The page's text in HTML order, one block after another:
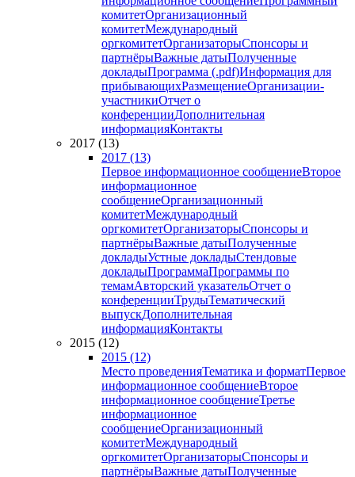
комитетОрганизационный
комитетМеждународный
оргкомитетОрганизаторыСпонсоры и
партнёрыВажные датыПолученные
докладыПрограмма (.pdf)Информация для
прибывающихРазмещениеОрганизации-
участникиОтчет о
конференцииДополнительная
информацияКонтакты
2017 (13)
2017 (13)
Первое информационное сообщениеВторое
информационное
сообщениеОрганизационный
комитетМеждународный
оргкомитетОрганизаторыСпонсоры и
партнёрыВажные датыПолученные
докладыУстные докладыСтендовые
докладыПрограммаПрограммы по
темамАвторский указательОтчет о
конференцииТрудыТематический
выпускДополнительная
информацияКонтакты
2015 (12)
2015 (12)
Место проведенияТематика и форматПервое
информационное сообщениеВторое
информационное сообщениеТретье
информационное
сообщениеОрганизационный
комитетМеждународный
оргкомитетОрганизаторыСпонсоры и
партнёрыВажные датыПолученные